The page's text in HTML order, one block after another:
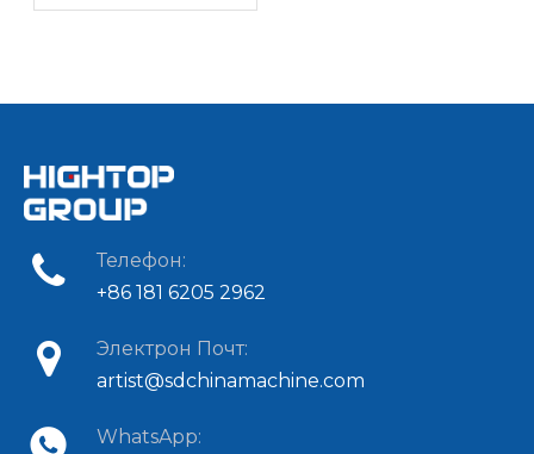
надёжная техника
Телефон:
+86 181 6205 2962
Электрон Почт:
artist@sdchinamachine.com
WhatsApp: